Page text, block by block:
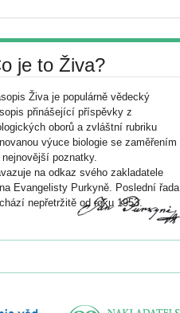
je to Živa?
Živa je populárně vědecký
přinášející příspěvky z
oborů a zvláštní rubriku
výuce biologie se zaměřením
nejnovější poznatky.
na odkaz svého zakladatele
Evangelisty Purkyně. Poslední řada
nepřetržitě od roku 1953.